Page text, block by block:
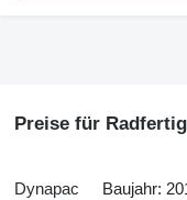
Preise für
Dynapac
Baujahr: